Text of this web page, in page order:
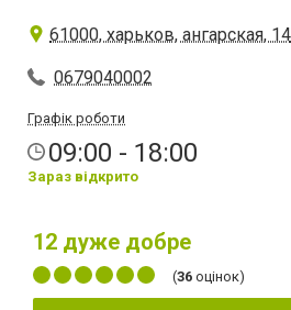
61000, харьков, ангарская, 14
0679040002
Графік роботи
09:00 - 18:00
Зараз відкрито
12 дуже добре
(36 оцінок)